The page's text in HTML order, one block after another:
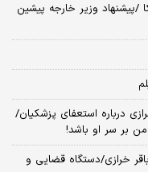
/پیشنهاد وزیر خارجه پیشین
درباره استعفای پزشکیان/
من بر سر او باشد!
خرازی/دستگاه قضایی و